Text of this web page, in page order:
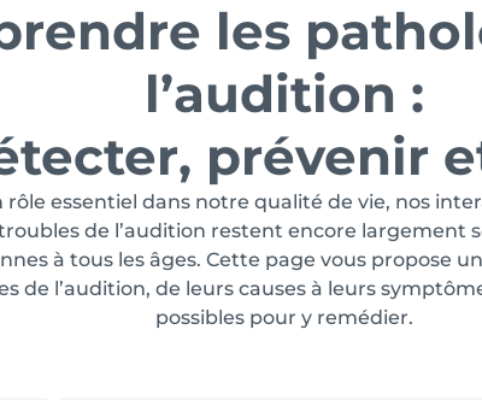
les
l’audition :
prévenir
essentiel dans notre qualité de vie, nos
de l’audition restent encore largement
à tous les âges. Cette page vous propose
de l’audition, de leurs causes à leurs
possibles pour y remédier.